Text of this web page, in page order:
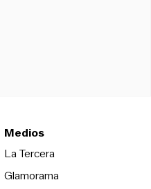
Medios
La TerceraOpens in new
Glamorama